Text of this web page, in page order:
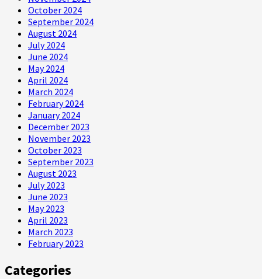
October 2024
September 2024
August 2024
July 2024
June 2024
May 2024
April 2024
March 2024
February 2024
January 2024
December 2023
November 2023
October 2023
September 2023
August 2023
July 2023
June 2023
May 2023
April 2023
March 2023
February 2023
Categories